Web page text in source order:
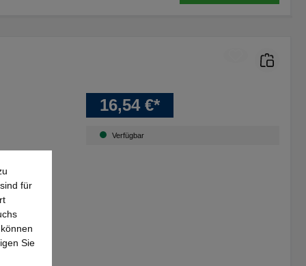
16,54 €*
Verfügbar
für
Sie